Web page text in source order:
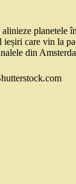
planetele
care vin la
din